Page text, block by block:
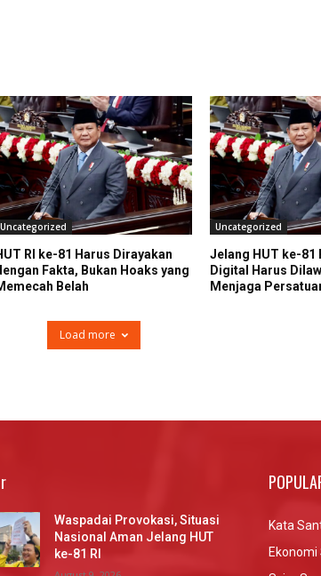
Uncategorized
RI ke-81 Harus Dirayakan
Fakta, Bukan Hoaks yang
Belah
Uncategorized
Jelang HUT ke-81
Digital Harus
Menjaga
Load more
Waspadai Provokasi, Situasi
Nasional Aman Jelang HUT
ke-81 RI
Kata
Ekonomi